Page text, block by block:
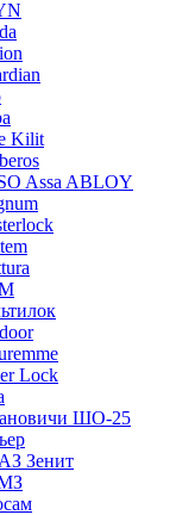
Kilit
Assa ABLOY
Lock
ШО-25
Зенит